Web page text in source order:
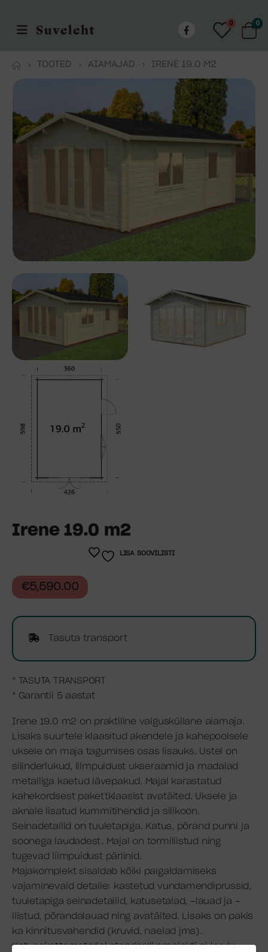
0 0
TOOTED AIAMAJAD IRENE 19.0 M2
Irene 19.0 m2
€5,590.00
Tasuta transport
* TASUTA TRANSPORT
* Garantii 5 aastat
Irene 19.0 m2 on praktiline valgusküllane aiamaja.
Lisaks suurtele klaasitud akendele ja kahepoolsele
uksele on maja tagumises osas lisauks. Ustel on
silinderlukud, liimpuidust ukseraamid ja madalad
metalliga kaetud lävepakud. Majal karastatud
kahekordsest pakettklaasist avatäited. Uksele ja
aknale lisatud kummitihendid ja silikoon.
Seinadetailid on tuuletapiga. Katus, põrand punni ja
soonega laudadest. Majal on tormiliistud ning
tugevad liimpuidust pärlinid.
Majakomplekt sisaldab kõiki paigaldamiseks
vajaminevaid detaile: kastetud vundamendiprussid,
tuuletapiga seinadetailid, katusetalad, -lauad ja -
liistud, põrandalauad ning avatäited. Lisaks on pakis
ka kinnitusvahendid (kruvid, naelad jms).
Katusekattematerjal standardkomplekti ei kuulu.
LISA SOOVILISTI